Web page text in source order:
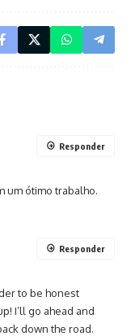
um ótimo trabalho.
Responder
to be honest
I’ll go ahead and
down the road.
Responder